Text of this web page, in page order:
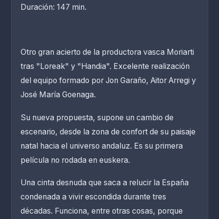
Duración: 147 min.
Otro gran acierto de la productora vasca Moriarti
tras "Loreak" y "Handia". Excelente realización
del equipo formado por Jon Garaño, Aitor Arregi y
José María Goenaga.
Su nueva propuesta, supone un cambio de
escenario, desde la zona de confort de su paisaje
natal hacia el universo andaluz. Es su primera
película no rodada en euskera.
Una cinta desnuda que saca a relucir la España
condenada a vivir escondida durante tres
décadas. Funciona, entre otras cosas, porque